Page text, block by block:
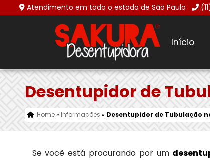
Atendimento em todo o estado de São Paulo
Início
Desentupidor de
Home» Informações » Desentupidor de Tubulação
Se você está procurando por um